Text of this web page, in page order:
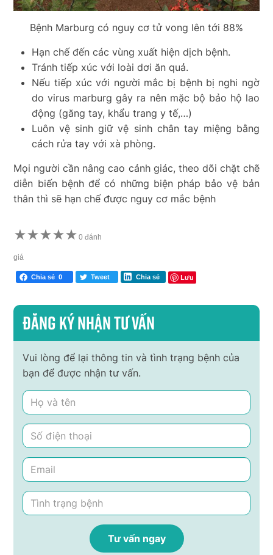
Bệnh Marburg có nguy cơ tử vong lên tới 88%
Hạn chế đến các vùng xuất hiện dịch bệnh.
Tránh tiếp xúc với loài dơi ăn quả.
Nếu tiếp xúc với người mắc bị bệnh bị nghi ngờ
do virus marburg gây ra nên mặc bộ bảo hộ lao
động (găng tay, khẩu trang y tế,…)
Luôn vệ sinh giữ vệ sinh chân tay miệng bằng
cách rửa tay với xà phòng.
Mọi người cần nâng cao cảnh giác, theo dõi chặt chẽ
diễn biến bệnh để có những biện pháp bảo vệ bản
thân thì sẽ hạn chế được nguy cơ mắc bệnh
★★★★★ 0 đánh
giá
Chia sẻ 0 Tweet Chia sẻ Lưu
Đăng ký nhận tư vấn
Vui lòng để lại thông tin và tình trạng bệnh của
bạn để được nhận tư vấn.